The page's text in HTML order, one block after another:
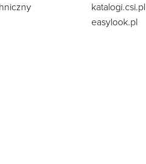
katalogi.csi.pl
easylook.pl